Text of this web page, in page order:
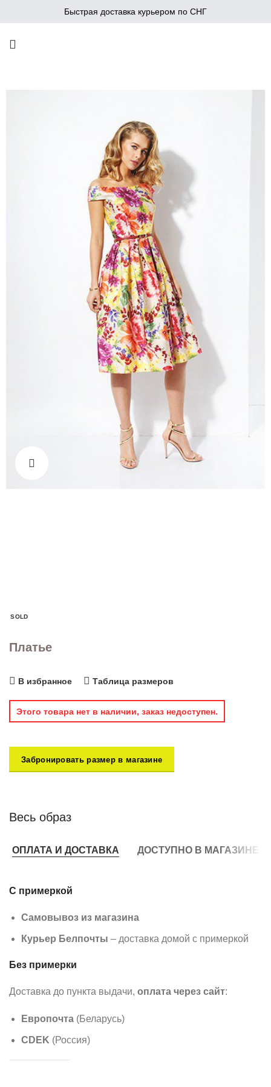
Быстрая доставка курьером по СНГ
SOLD
Платье
В избранное Таблица размеров
Этого товара нет в наличии, заказ недоступен.
Забронировать размер в магазине
Весь образ
ОПЛАТА И ДОСТАВКА ДОСТУПНО В МАГАЗИНЕ
С примеркой
Самовывоз из магазина
Курьер Белпочты – доставка домой с примеркой
Без примерки
Доставка до пункта выдачи, оплата через сайт:
Европочта (Беларусь)
CDEK (Россия)